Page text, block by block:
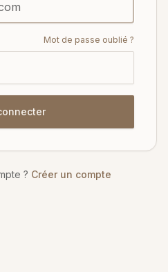
Mot de passe oublié ?
? Créer un compte